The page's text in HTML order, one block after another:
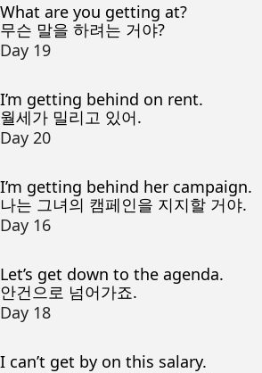
What are you getting at?
무슨 말을 하려는 거야?
Day 19
I’m getting behind on rent.
월세가 밀리고 있어.
Day 20
I’m getting behind her campaign.
나는 그녀의 캠페인을 지지할 거야.
Day 16
Let’s get down to the agenda.
안건으로 넘어가죠.
Day 18
I can’t get by on this salary.